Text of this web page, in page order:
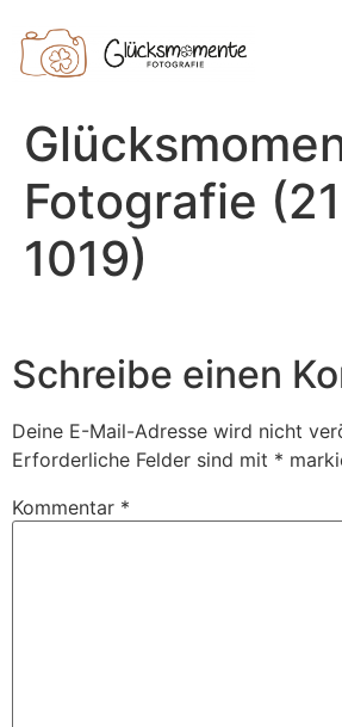
Fotografie
1019)
Schreibe einen
Deine E-Mail-Adresse wird nicht
Erforderliche Felder sind mit *
Kommentar *